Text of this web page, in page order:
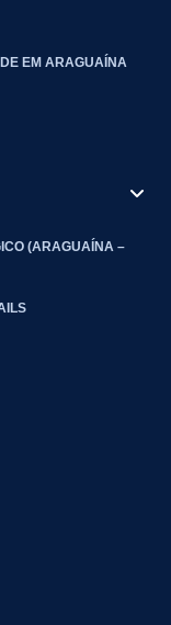
EM ARAGUAÍNA
(ARAGUAÍNA –